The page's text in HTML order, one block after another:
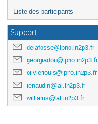
Liste des participants
Support
delafosse@ipno.in2p3.fr
georgiadou@ipno.in2p3.fr
olivierlouis@ipno.in2p3.fr
renaudin@lal.in2p3.fr
williams@lal.in2p3.fr